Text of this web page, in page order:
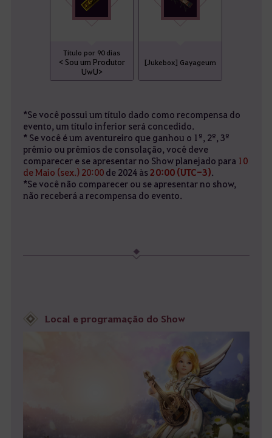
Título por 90 dias
< Sou um Produtor
UwU>
[Jukebox] Gayageum
*Se você possui um título dado como recompensa do
evento, um título inferior será concedido.
* Se você é um aventureiro que ganhou o 1º, 2º, 3º
prêmio ou prêmios de consolação, você deve
comparecer e se apresentar no Show planejado para 10
de Maio (sex.) 20:00 de 2024 às20:00 (UTC-3).
*Se você não comparecer ou se apresentar no show,
não receberá a recompensa do evento.
Local e programação do Show